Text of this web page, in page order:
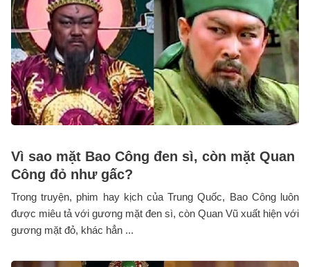
Vì sao mặt Bao Công đen sì, còn mặt Quan
Công đỏ như gấc?
Trong truyện, phim hay kịch của Trung Quốc, Bao Công luôn
được miêu tả với gương mặt đen sì, còn Quan Vũ xuất hiện với
gương mặt đỏ, khác hẳn ...